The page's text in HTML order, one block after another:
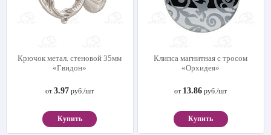
Крючок метал. стеновой 35мм
«Гвидон»
от3.97 руб./шт
Купить
Клипса магнитная с тросом
«Орхидея»
от 13.86 руб./шт
Купить